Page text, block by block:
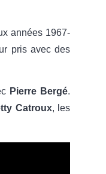
années 1967-
pris avec des
Pierre Bergé.
Catroux, les